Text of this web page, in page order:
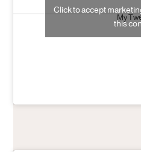
My
Click to accept
this